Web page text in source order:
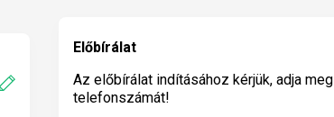
Előbírálat
Az előbírálat indításához kérjük, adja meg
telefonszámát!